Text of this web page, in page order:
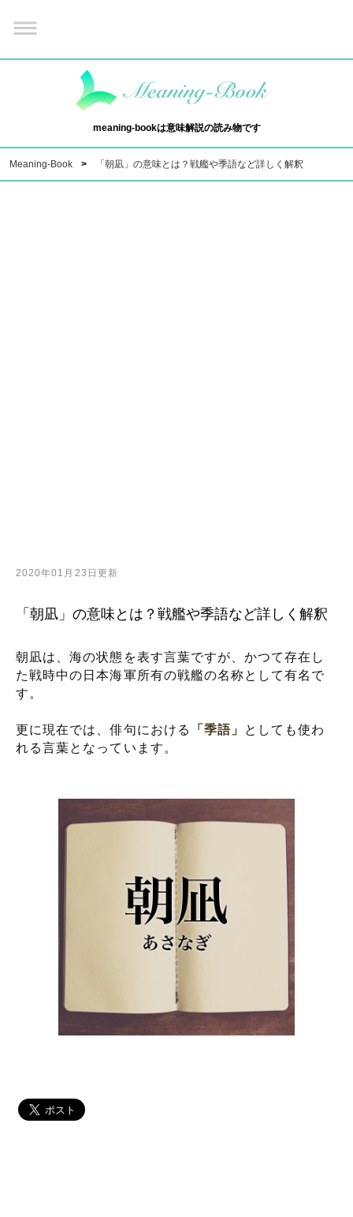
meaning-bookは意味解説の読み物です
Meaning-Book 「朝凪」の意味とは？戦艦や季語など詳しく解釈
2020年01月23日更新
「朝凪」の意味とは？戦艦や季語など詳しく解釈
朝凪は、海の状態を表す言葉ですが、かつて存在し
た戦時中の日本海軍所有の戦艦の名称として有名で
す。
更に現在では、俳句における 「季語」
としても使わ
れる言葉となっています。